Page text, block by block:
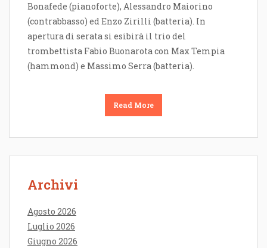
Bonafede (pianoforte), Alessandro Maiorino
(contrabbasso) ed Enzo Zirilli (batteria). In
apertura di serata si esibirà il trio del
trombettista Fabio Buonarota con Max Tempia
(hammond) e Massimo Serra (batteria).
Read More
Archivi
Agosto 2026
Luglio 2026
Giugno 2026